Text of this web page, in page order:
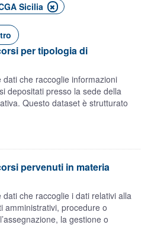
Sicilia
per tipologia di
dati che raccoglie informazioni
depositati presso la sede della
Questo dataset è strutturato
pervenuti in materia
dati che raccoglie i dati relativi alla
amministrativi, procedure o
la gestione o